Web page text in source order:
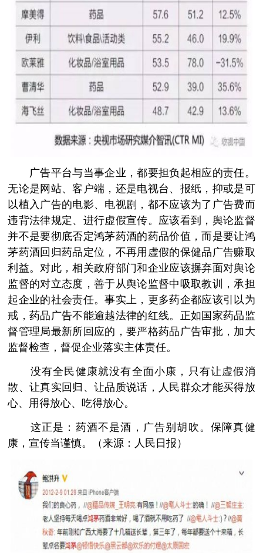
广告平台与当事企业，都要担负起相应的责任。
无论是网站、客户端，还是电视台、报纸，抑或是可
以植入广告的电影、电视剧，都不应该为了广告费而
违背法律规定、进行虚假宣传。应该看到，舆论监督
并不是要彻底否定鸿茅药酒的药品价值，而是要让鸿
茅药酒回归药品定位，不再用虚假的保健品广告赚取
利益。对此，相关政府部门和企业应该摒弃面对舆论
监督的对立态度，善于从舆论监督中吸取教训，承担
起企业的社会责任。事实上，更多药企都应该引以为
戒，药品广告不能逾越法律的红线。正如国家药品监
督管理局最新所回应的，要严格药品广告审批，加大
监督检查，督促企业落实主体责任。
没有全民健康就没有全面小康，只有让虚假消
散、让真实回归、让品质说话，人民群众才能买得放
心、用得放心、吃得放心。
这正是：药酒不是酒，广告别胡吹。保障真健
康，宣传当谨慎。（来源：人民日报）